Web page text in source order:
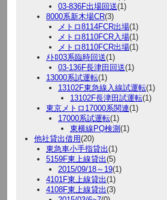
03-836F出場回送(1)
8000系新木場CR(3)
メトロ8114FCR出場(1)
メトロ8110FCR入場(1)
メトロ8110FCR出場(1)
ﾒﾄﾛ03系臨時回送(1)
03-136F長津田回送(1)
13000系試運転(1)
13102F東急線入線試運転(1)
13102F長津田試運転(1)
東京メトロ17000系関連(1)
17000系試運転(1)
東横線PQ検測(1)
他社貸出借用(20)
東急車小手指貸出(1)
5159F東上線貸出(5)
2015/09/18～19(1)
4101F東上線貸出(1)
4108F東上線貸出(3)